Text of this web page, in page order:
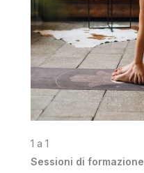
1 a 1
Sessioni di formazione